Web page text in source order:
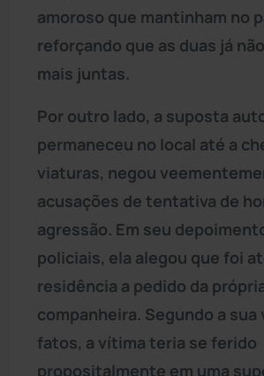
amoroso que mantinham no
reforçando que as duas já
mais juntas.
Por outro lado, a suposta
permaneceu no local até a
viaturas, negou
acusações de tentativa de
agressão. Em seu
policiais, ela alegou que foi
residência a pedido da
companheira. Segundo a sua
fatos, a vítima teria se ferido
propositalmente em uma